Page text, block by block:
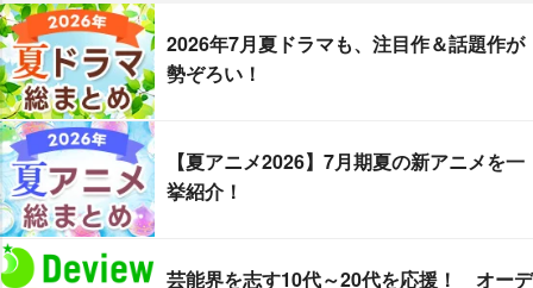
2026年7月夏ドラマも、注目作＆話題作が
勢ぞろい！
【夏アニメ2026】7月期夏の新アニメを一
挙紹介！
芸能界を志す10代～20代を応援！ オーデ